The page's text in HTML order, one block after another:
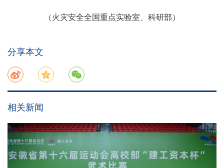
（火灾安全全国重点实验室、科研部）
分享本文
相关新闻